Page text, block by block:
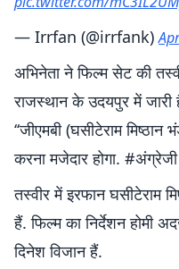
— Irrfan (@irrfank)
अभिनेता ने फिल्म सेट की
राजस्थान के उदयपुर में
‘‘जीएमबी (घसीटेराम
करना मजेदार होगा. #अंग्रेजी
तस्वीर में इरफान घसीटेराम
हैं. फिल्म का निर्देशन होमी
दिनेश विजान हैं.